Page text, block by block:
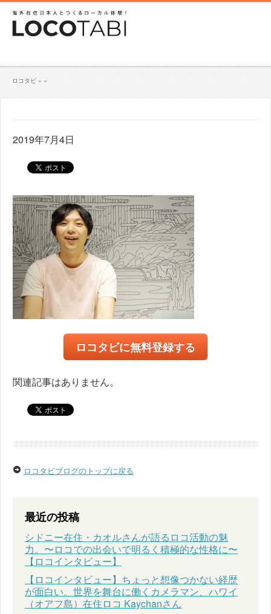
ロコタビ » »
2019年7月4日
ロコタビに無料登録する
関連記事はありません。
ロコタビブログのトップに戻る
最近の投稿
シドニー在住・カオルさんが語るロコ活動の魅
力。〜ロコでの出会いで明るく積極的な性格に〜
【ロコインタビュー】
【ロコインタビュー】ちょっと想像つかない経歴
が面白い。世界を舞台に働くカメラマン、ハワイ
（オアフ島）在住ロコ Kaychanさん